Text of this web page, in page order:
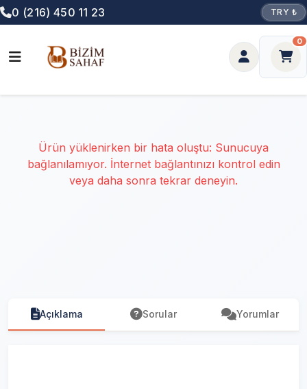
0 (216) 450 11 23 TRY ₺
0
Ürün yüklenirken bir hata oluştu: Sunucuya
bağlanılamıyor. İnternet bağlantınızı kontrol edin
veya daha sonra tekrar deneyin.
Açıklama Sorular Yorumlar